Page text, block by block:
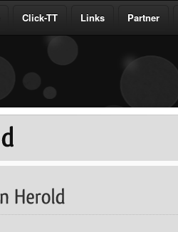
Click-TT Links Partner